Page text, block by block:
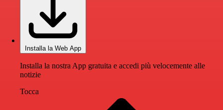
Installa la Web App
Installa la nostra App gratuita e accedi più velocemente alle
notizie
Tocca